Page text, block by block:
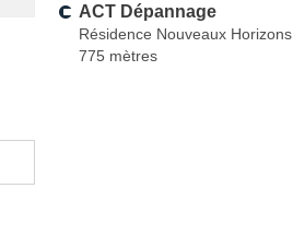
ACT Dépannage
Résidence Nouveaux Horizons
775 mètres